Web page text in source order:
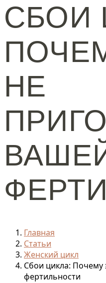
СБОИ
НЕ
Главная
Статьи
Женский цикл
Сбои цикла: Почему
фертильности